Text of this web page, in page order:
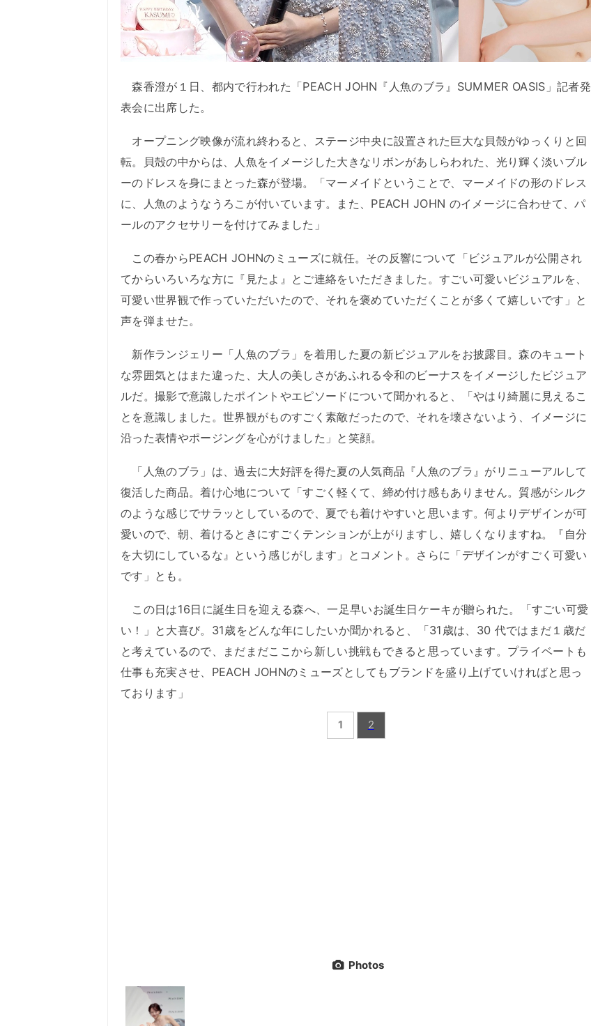
森香澄が１日、都内で行われた「PEACH JOHN『人魚のブラ』SUMMER OASIS」記者発
表会に出席した。
オープニング映像が流れ終わると、ステージ中央に設置された巨大な貝殻がゆっくりと回
転。貝殻の中からは、人魚をイメージした大きなリボンがあしらわれた、光り輝く淡いブル
ーのドレスを身にまとった森が登場。「マーメイドということで、マーメイドの形のドレス
に、人魚のようなうろこが付いています。また、PEACH JOHN のイメージに合わせて、パ
ールのアクセサリーを付けてみました」
この春からPEACH JOHNのミューズに就任。その反響について「ビジュアルが公開され
てからいろいろな方に『見たよ』とご連絡をいただきました。すごい可愛いビジュアルを、
可愛い世界観で作っていただいたので、それを褒めていただくことが多くて嬉しいです」と
声を弾ませた。
新作ランジェリー「人魚のブラ」を着用した夏の新ビジュアルをお披露目。森のキュート
な雰囲気とはまた違った、大人の美しさがあふれる令和のビーナスをイメージしたビジュア
ルだ。撮影で意識したポイントやエピソードについて聞かれると、「やはり綺麗に見えるこ
とを意識しました。世界観がものすごく素敵だったので、それを壊さないよう、イメージに
沿った表情やポージングを心がけました」と笑顔。
「人魚のブラ」は、過去に大好評を得た夏の人気商品『人魚のブラ』がリニューアルして
復活した商品。着け心地について「すごく軽くて、締め付け感もありません。質感がシルク
のような感じでサラッとしているので、夏でも着けやすいと思います。何よりデザインが可
愛いので、朝、着けるときにすごくテンションが上がりますし、嬉しくなりますね。『自分
を大切にしているな』という感じがします」とコメント。さらに「デザインがすごく可愛い
です」とも。
この日は16日に誕生日を迎える森へ、一足早いお誕生日ケーキが贈られた。「すごい可愛
い！」と大喜び。31歳をどんな年にしたいか聞かれると、「31歳は、30 代ではまだ１歳だ
と考えているので、まだまだここから新しい挑戦もできると思っています。プライベートも
仕事も充実させ、PEACH JOHNのミューズとしてもブランドを盛り上げていければと思っ
ております」
1 2
Photos